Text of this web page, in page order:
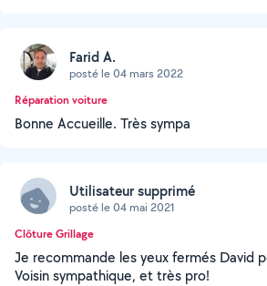
Farid A.
posté le 04 mars 2022
Réparation voiture
Bonne Accueille. Très sympa
Utilisateur supprimé
posté le 04 mai 2021
Clôture Grillage
Je recommande les yeux fermés David
Voisin sympathique, et très pro!